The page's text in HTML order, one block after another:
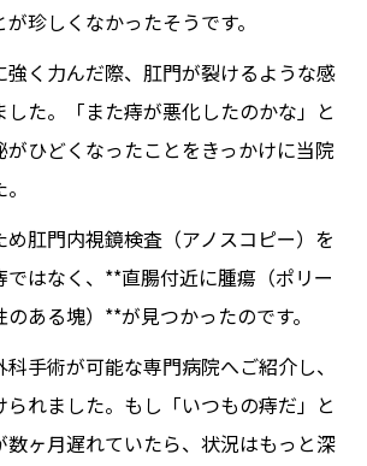
珍しくなかったそうです。
強く力んだ際、肛門が裂けるような感
た。「また痔が悪化したのかな」と
ひどくなったことをきっかけに当院
肛門内視鏡検査（アノスコピー）を
ではなく、**直腸付近に腫瘍（ポリー
ある塊）**が見つかったのです。
手術が可能な専門病院へご紹介し、
れました。もし「いつもの痔だ」と
数ヶ月遅れていたら、状況はもっと深